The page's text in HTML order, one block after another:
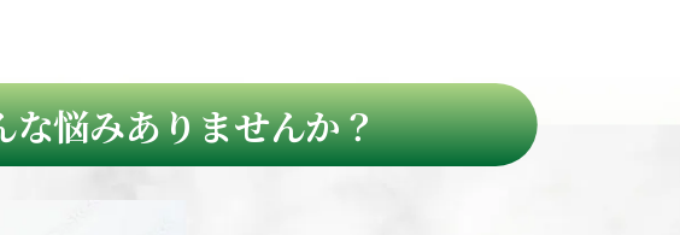
な悩みありませんか？